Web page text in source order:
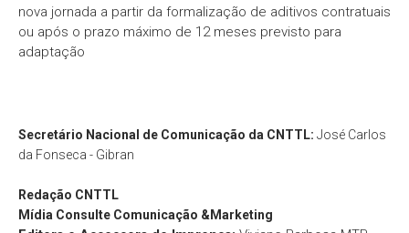
nova jornada a partir da formalização de aditivos contratuais
ou após o prazo máximo de 12 meses previsto para
adaptação
Secretário Nacional de Comunicação da CNTTL: José Carlos
da Fonseca - Gibran
Redação CNTTL
Mídia Consulte Comunicação &Marketing